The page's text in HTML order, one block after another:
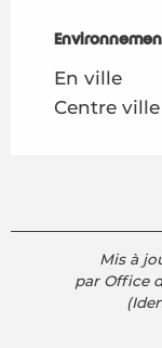
En ville
Centre ville
Mis à
par Office